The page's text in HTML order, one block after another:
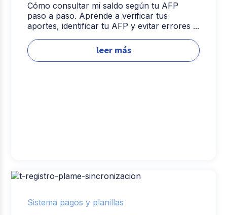
Cómo consultar mi saldo según tu AFP
paso a paso. Aprende a verificar tus
aportes, identificar tu AFP y evitar errores ...
leer más
Sistema pagos y planillas